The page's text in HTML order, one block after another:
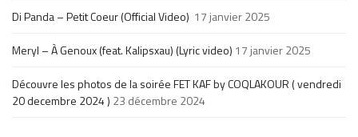
Di Panda – Petit Coeur (Official Video) 17 janvier 2025
Meryl – À Genoux (feat. Kalipsxau) (Lyric video) 17 janvier 2025
Découvre les photos de la soirée FET KAF by COQLAKOUR ( vendredi
20 decembre 2024 ) 23 décembre 2024